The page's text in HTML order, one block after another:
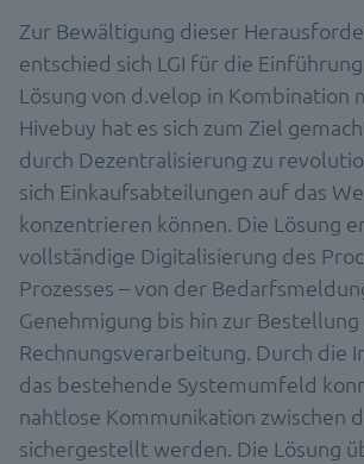
Zur Bewältigung dieser
entschied sich LGI für die
Lösung von d.velop in Kombination
Hivebuy hat es sich zum Ziel
durch Dezentralisierung zu
sich Einkaufsabteilungen auf das
konzentrieren können. Die Lösung
vollständige Digitalisierung des
Prozesses – von der
Genehmigung bis hin zur Bestellung
Rechnungsverarbeitung. Durch die
das bestehende Systemumfeld
nahtlose Kommunikation zwischen
sichergestellt werden. Die Lösung